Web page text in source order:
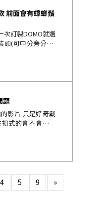
前面會有蟑螂鬚
次訂製DOMO就選
頭(可中分旁分)中
頂可替換用,但前
方,左右各一搓..
題
影片 只是好奇戴
式的會不會被弄
的吧 看有沒
要黏還..
4 5 9 »